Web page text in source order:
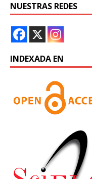
NUESTRAS REDES
INDEXADA EN